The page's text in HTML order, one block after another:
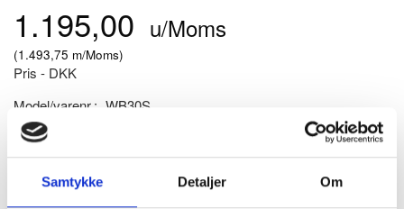
Samtykke Detaljer Om
1.195,00 u/Moms
(1.493,75 m/Moms)
Pris - DKK
Model/varenr.: WB30S
På lager